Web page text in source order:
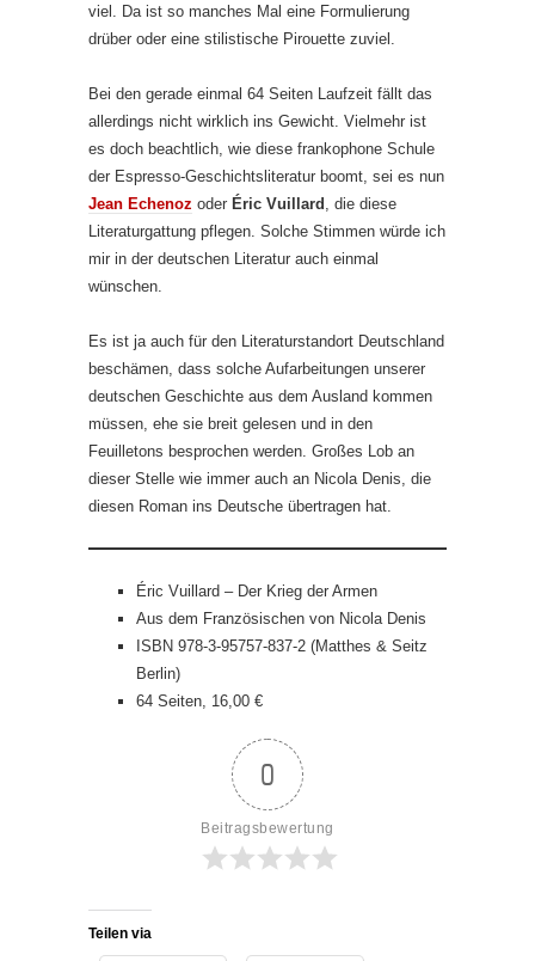
viel. Da ist so manches Mal eine Formulierung
drüber oder eine stilistische Pirouette zuviel.
Bei den gerade einmal 64 Seiten Laufzeit fällt das
allerdings nicht wirklich ins Gewicht. Vielmehr ist
es doch beachtlich, wie diese frankophone Schule
der Espresso-Geschichtsliteratur boomt, sei es nun
Jean Echenoz oder Éric Vuillard
, die diese
Literaturgattung pflegen. Solche Stimmen würde ich
mir in der deutschen Literatur auch einmal
wünschen.
Es ist ja auch für den Literaturstandort Deutschland
beschämen, dass solche Aufarbeitungen unserer
deutschen Geschichte aus dem Ausland kommen
müssen, ehe sie breit gelesen und in den
Feuilletons besprochen werden. Großes Lob an
dieser Stelle wie immer auch an Nicola Denis, die
diesen Roman ins Deutsche übertragen hat.
Éric Vuillard – Der Krieg der Armen
Aus dem Französischen von Nicola Denis
ISBN 978-3-95757-837-2 (Matthes & Seitz
Berlin)
64 Seiten, 16,00 €
0
Beitragsbewertung
Teilen via